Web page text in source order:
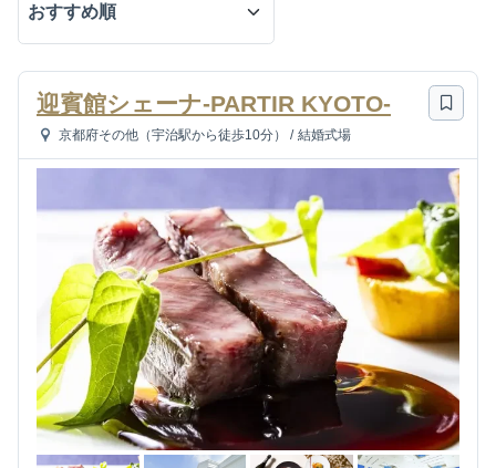
迎賓館シェーナ-PARTIR KYOTO-
京都府その他（宇治駅から徒歩10分） / 結婚式場